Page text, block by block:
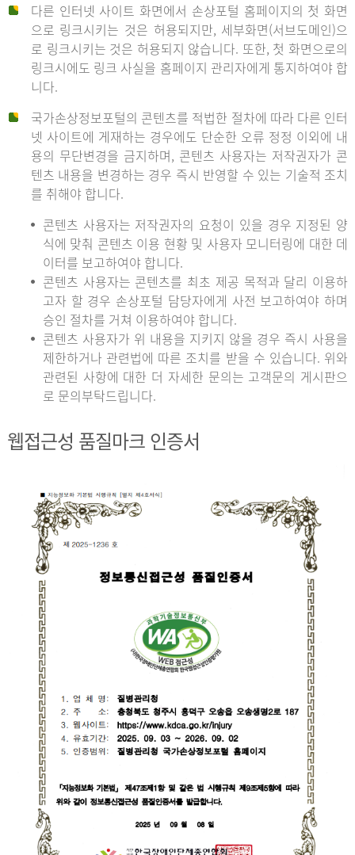
다른 인터넷 사이트 화면에서 손상포털 홈페이지의 첫 화면
으로 링크시키는 것은 허용되지만, 세부화면(서브도메인)으
로 링크시키는 것은 허용되지 않습니다. 또한, 첫 화면으로의
링크시에도 링크 사실을 홈페이지 관리자에게 통지하여야 합
니다.
국가손상정보포털의 콘텐츠를 적법한 절차에 따라 다른 인터
넷 사이트에 게재하는 경우에도 단순한 오류 정정 이외에 내
용의 무단변경을 금지하며, 콘텐츠 사용자는 저작권자가 콘
텐츠 내용을 변경하는 경우 즉시 반영할 수 있는 기술적 조치
를 취해야 합니다.
콘텐츠 사용자는 저작권자의 요청이 있을 경우 지정된 양
식에 맞춰 콘텐츠 이용 현황 및 사용자 모니터링에 대한 데
이터를 보고하여야 합니다.
콘텐츠 사용자는 콘텐츠를 최초 제공 목적과 달리 이용하
고자 할 경우 손상포털 담당자에게 사전 보고하여야 하며
승인 절차를 거쳐 이용하여야 합니다.
콘텐츠 사용자가 위 내용을 지키지 않을 경우 즉시 사용을
제한하거나 관련법에 따른 조치를 받을 수 있습니다. 위와
관련된 사항에 대한 더 자세한 문의는 고객문의 게시판으
로 문의부탁드립니다.
웹접근성 품질마크 인증서